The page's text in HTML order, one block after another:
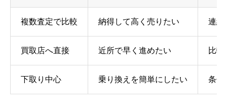
複数査定で比較 納得して高く売りたい 連絡
買取店へ直接 近所で早く進めたい 比較
下取り中心 乗り換えを簡単にしたい 条件